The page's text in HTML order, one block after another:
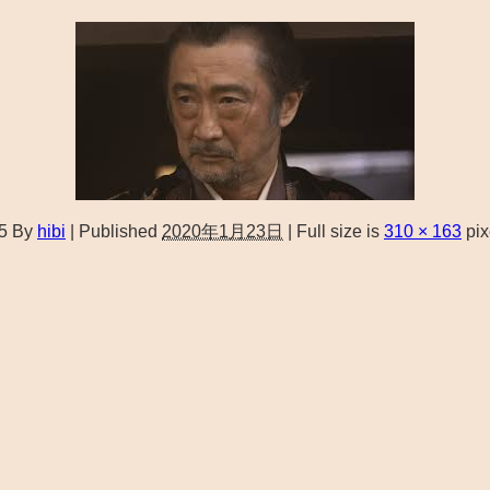
By hibi Published 2020年1月23日 Full size is 310 × 163